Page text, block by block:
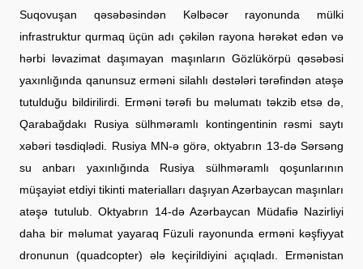
Suqovuşan qəsəbəsindən Kəlbəcər rayonunda mülki
infrastruktur qurmaq üçün adı çəkilən rayona hərəkət edən və
hərbi ləvazimat daşımayan maşınların Gözlükörpü qəsəbəsi
yaxınlığında qanunsuz erməni silahlı dəstələri tərəfindən atəşə
tutulduğu bildirilirdi. Erməni tərəfi bu məlumatı təkzib etsə də,
Qarabağdakı Rusiya sülhməramlı kontingentinin rəsmi saytı
xəbəri təsdiqlədi. Rusiya MN-ə görə, oktyabrın 13-də Sərsəng
su anbarı yaxınlığında Rusiya sülhməramlı qoşunlarının
müşayiət etdiyi tikinti materialları daşıyan Azərbaycan maşınları
atəşə tutulub. Oktyabrın 14-də Azərbaycan Müdafiə Nazirliyi
daha bir məlumat yayaraq Füzuli rayonunda erməni kəşfiyyat
dronunun (quadcopter) ələ keçirildiyini açıqladı. Ermənistan